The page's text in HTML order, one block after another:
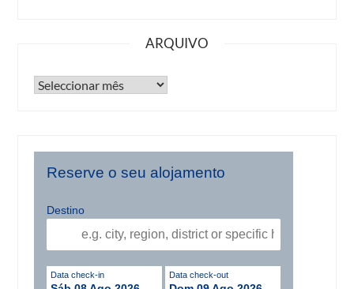
ARQUIVO
Reserve o seu alojamento
Destino
Data check-in Data check-out